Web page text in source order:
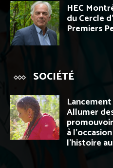
HEC
du Cercle
Premiers
SOCIÉTÉ
Allumer
à
l’histoire